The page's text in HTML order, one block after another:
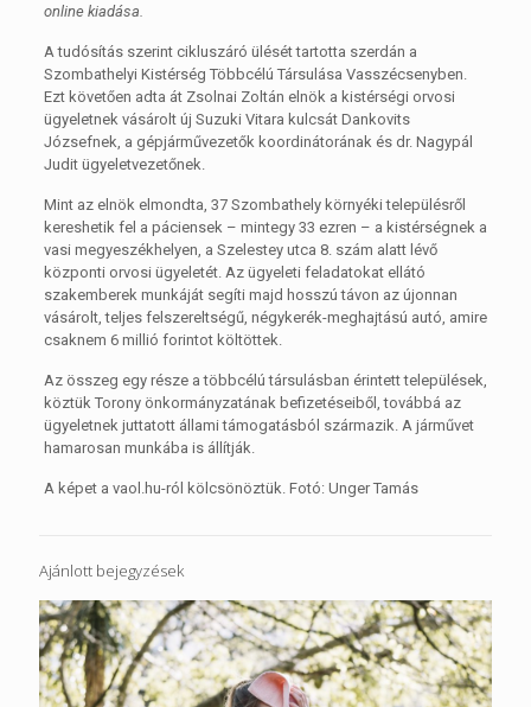
online kiadása.
A tudósítás szerint cikluszáró ülését tartotta szerdán a
Szombathelyi Kistérség Többcélú Társulása Vasszécsenyben.
Ezt követően adta át Zsolnai Zoltán elnök a kistérségi orvosi
ügyeletnek vásárolt új Suzuki Vitara kulcsát Dankovits
Józsefnek, a gépjárművezetők koordinátorának és dr. Nagypál
Judit ügyeletvezetőnek.
Mint az elnök elmondta, 37 Szombathely környéki településről
kereshetik fel a páciensek – mintegy 33 ezren – a kistérségnek a
vasi megyeszékhelyen, a Szelestey utca 8. szám alatt lévő
központi orvosi ügyeletét. Az ügyeleti feladatokat ellátó
szakemberek munkáját segíti majd hosszú távon az újonnan
vásárolt, teljes felszereltségű, négykerék-meghajtású autó, amire
csaknem 6 millió forintot költöttek.
Az összeg egy része a többcélú társulásban érintett települések,
köztük Torony önkormányzatának befizetéseiből, továbbá az
ügyeletnek juttatott állami támogatásból származik. A járművet
hamarosan munkába is állítják.
A képet a vaol.hu-ról kölcsönöztük. Fotó: Unger Tamás
Ajánlott bejegyzések